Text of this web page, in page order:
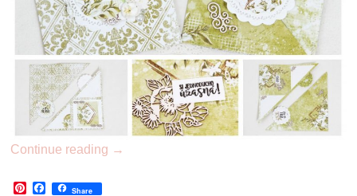
Continue reading →
Pinterest
Facebook
Share